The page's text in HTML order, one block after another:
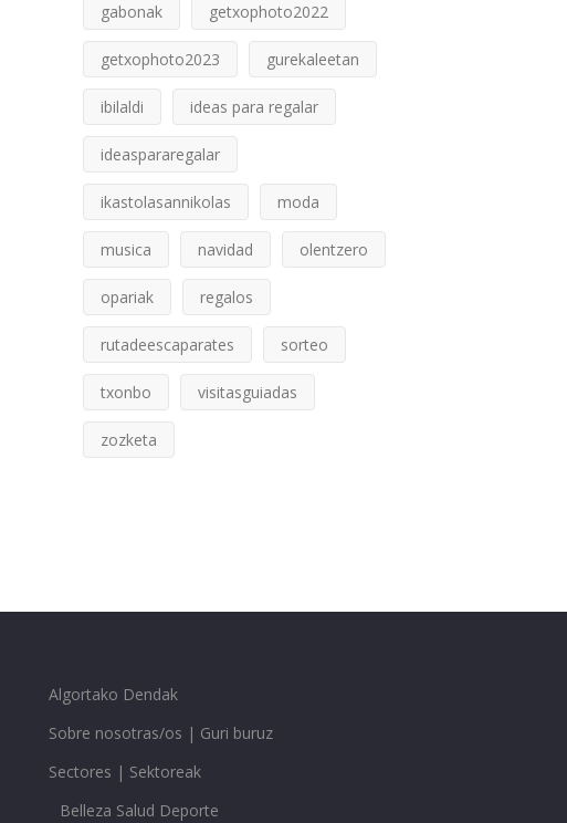
gabonak getxophoto2022
getxophoto2023 gurekaleetan
ibilaldi ideas para regalar
ideaspararegalar
ikastolasannikolas moda
musica navidad olentzero
opariak regalos
rutadeescaparates sorteo
txonbo visitasguiadas
zozketa
Algortako Dendak
Sobre nosotras/os | Guri buruz
Sectores | Sektoreak
Belleza Salud Deporte